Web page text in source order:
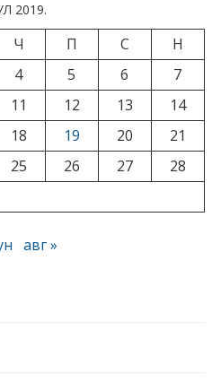
2019.
Ч П С
Н
4 5 6
7
11 12 13
14
18 19 20
21
25 26 27
28
авг »